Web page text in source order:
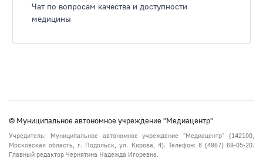
Чат по вопросам качества и доступности
медицины
© Муниципальное автономное учреждение "Медиацентр"
Учредитель: Муниципальное автономное учреждение "Медиацентр" (142100,
Московская область, г. Подольск, ул. Кирова, 4). Телефон: 8 (4967) 69-05-20.
Главный редактор Чернятина Надежда Игоревна.